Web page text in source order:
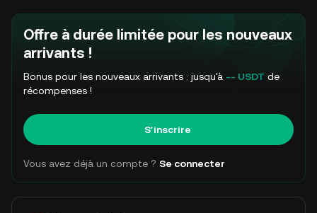
Offre à durée limitée pour les nouveaux
arrivants !
Bonus pour les nouveaux arrivants : jusqu'à -- USDT de
récompenses !
S'inscrire
Vous avez déjà un compte ? Se connecter